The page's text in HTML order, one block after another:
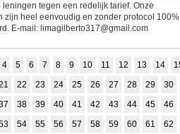
leningen tegen een redelijk tarief. Onze
zijn heel eenvoudig en zonder protocol 100%
E-mail: limagilberto317@gmail.com
4 5 6 7 8 9 10 11 12 13 14
22 23 24 25 26 27 28 29
30
38 39 40 41 42 43 44 45
46
54 55 56 57 58 59 60 61
62